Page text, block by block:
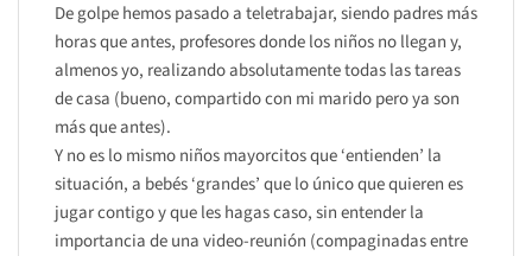
De golpe hemos pasado a teletrabajar, siendo padres más
horas que antes, profesores donde los niños no llegan y,
almenos yo, realizando absolutamente todas las tareas
de casa (bueno, compartido con mi marido pero ya son
más que antes).
Y no es lo mismo niños mayorcitos que ‘entienden’ la
situación, a bebés ‘grandes’ que lo único que quieren es
jugar contigo y que les hagas caso, sin entender la
importancia de una video-reunión (compaginadas entre